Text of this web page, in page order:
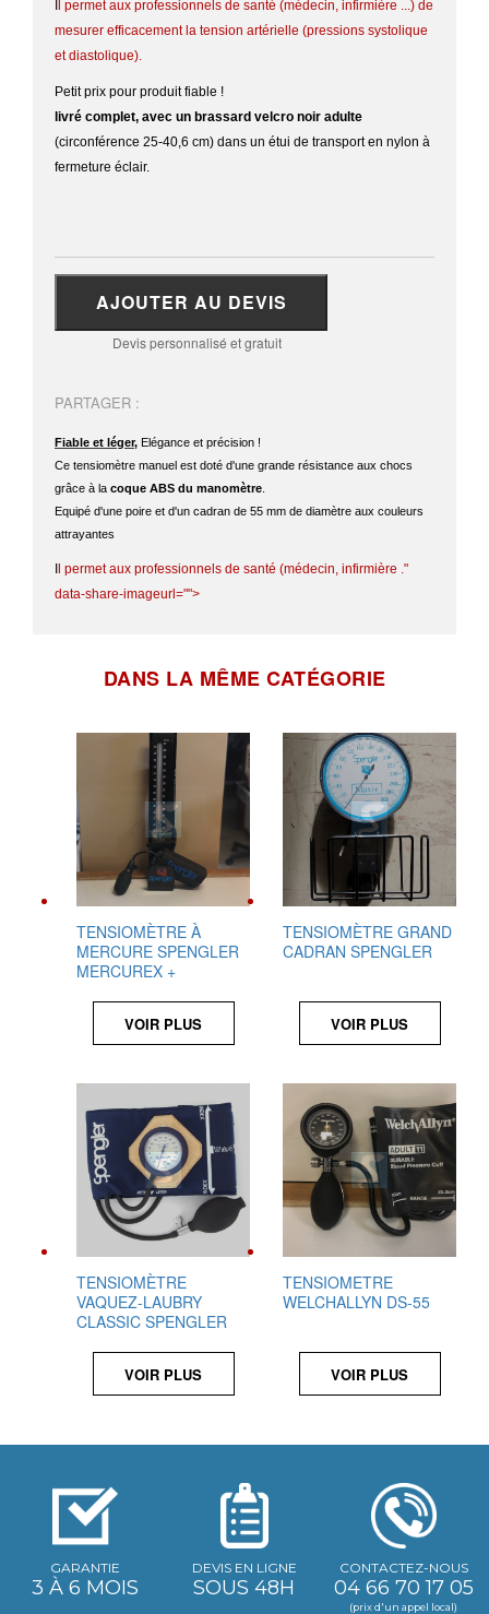
l permet aux professionnels de santé (médecin, infirmière ...) de
mesurer efficacement la tension artérielle (pressions systolique
et diastolique).
Petit prix pour produit fiable !
livré complet, avec un brassard velcro noir adulte
(circonférence 25-40,6 cm) dans un étui de transport en nylon à
fermeture éclair.
AJOUTER AU DEVIS
Devis personnalisé et gratuit
PARTAGER :
Fiable et léger, Elégance et précision !
Ce tensiomètre manuel est doté d'une grande résistance aux chocs
grâce à la coque ABS du manomètre
Equipé d'une poire et d'un cadran de 55 mm de diamètre aux couleurs
attrayantes
l permet aux professionnels de santé (médecin, infirmière ."
data-share-imageurl="">
DANS LA MÊME CATÉGORIE
TENSIOMÈTRE À
MERCURE SPENGLER
MERCUREX +
VOIR PLUS
TENSIOMÈTRE GRAND
CADRAN SPENGLER
VOIR PLUS
TENSIOMÈTRE
VAQUEZ-LAUBRY
CLASSIC SPENGLER
VOIR PLUS
TENSIOMETRE
WELCHALLYN DS-55
VOIR PLUS
GARANTIE
3 À 6 MOIS
DEVIS EN LIGNE
SOUS 48H
CONTACTEZ-NOUS
04 66 70 17 05
(prix d'un appel local)